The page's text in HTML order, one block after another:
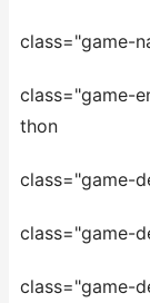
class="game-
class="game-
thon
class="game-
class="game-
class="game-